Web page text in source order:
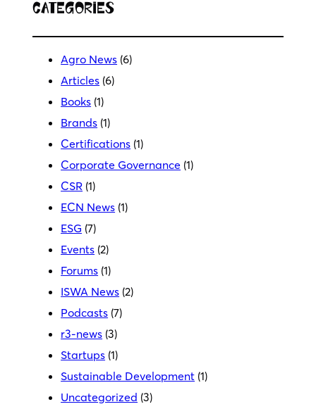
Categories
Agro News (6)
Articles (6)
Books (1)
Brands (1)
Certifications (1)
Corporate Governance (1)
CSR (1)
ECN News (1)
ESG (7)
Events (2)
Forums (1)
ISWA News (2)
Podcasts (7)
r3-news (3)
Startups (1)
Sustainable Development (1)
Uncategorized (3)